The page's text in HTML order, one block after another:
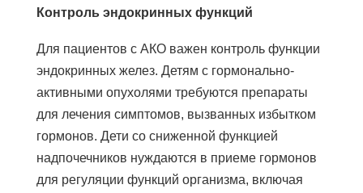
Контроль эндокринных функций
Для пациентов с АКО важен контроль функции
эндокринных желез. Детям с гормонально-
активными опухолями требуются препараты
для лечения симптомов, вызванных избытком
гормонов. Дети со сниженной функцией
надпочечников нуждаются в приеме гормонов
для регуляции функций организма, включая